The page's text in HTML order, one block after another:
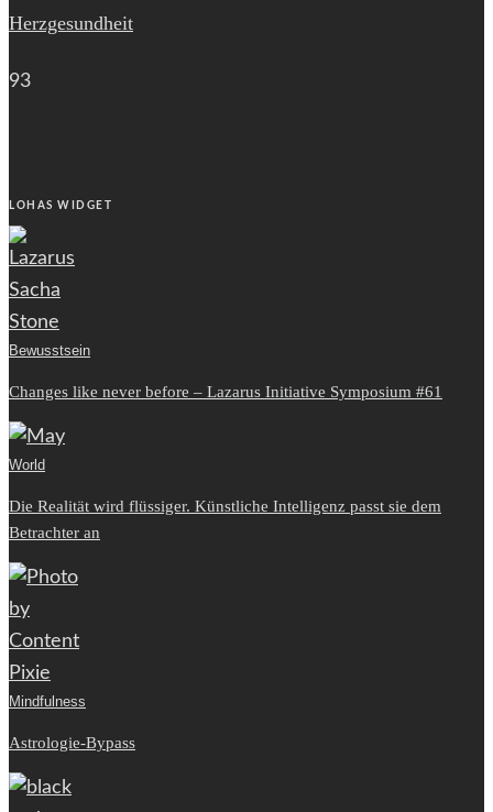
Herzgesundheit
93
LOHAS WIDGET
Bewusstsein
Changes like never before – Lazarus Initiative Symposium #61
World
Die Realität wird flüssiger. Künstliche Intelligenz passt sie dem
Betrachter an
Mindfulness
Astrologie-Bypass